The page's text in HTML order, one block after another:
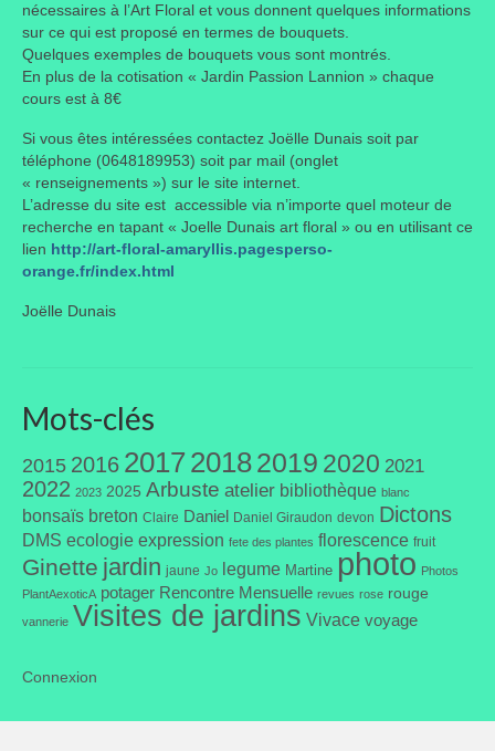
Revues
Listes
Amis jardiniers du Devon
Fête des plantes
Florescence
Flore et faune
Flore
Arbustes
Graminées
Vivaces
nécessaires à l’Art Floral et vous donnent quelques informations
sur ce qui est proposé en termes de bouquets.
Quelques exemples de bouquets vous sont montrés.
En plus de la cotisation « Jardin Passion Lannion » chaque
cours est à 8€
Si vous êtes intéressées contactez Joëlle Dunais soit par
téléphone (0648189953) soit par mail (onglet
« renseignements ») sur le site internet.
L’adresse du site est accessible via n’importe quel moteur de
recherche en tapant « Joelle Dunais art floral » ou en utilisant ce
lien http://art-floral-amaryllis.pagesperso-
orange.fr/index.html
Joëlle Dunais
Mots-clés
2015 2016 201720182019 2020 2021
2022 2023 2025 Arbuste atelier bibliothèque blanc
bonsaïs breton Claire Daniel Daniel Giraudon devon Dictons
DMS ecologie expression fete des plantes florescence fruit
Ginette jardin jaune Jo legume Martine photo Photos
PlantAexoticA potager Rencontre Mensuelle revues rose rouge
vannerie Visites de jardins Vivace voyage
Connexion